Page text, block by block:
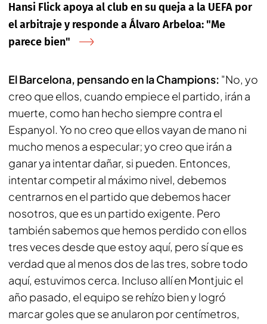
Hansi Flick apoya al club en su queja a la UEFA por
el arbitraje y responde a Álvaro Arbeloa: "Me
parece bien"
El Barcelona, pensando en la Champions: "No, yo
creo que ellos, cuando empiece el partido, irán a
muerte, como han hecho siempre contra el
Espanyol. Yo no creo que ellos vayan de mano ni
mucho menos a especular; yo creo que irán a
ganar ya intentar dañar, si pueden. Entonces,
intentar competir al máximo nivel, debemos
centrarnos en el partido que debemos hacer
nosotros, que es un partido exigente. Pero
también sabemos que hemos perdido con ellos
tres veces desde que estoy aquí, pero sí que es
verdad que al menos dos de las tres, sobre todo
aquí, estuvimos cerca. Incluso allí en Montjuic el
año pasado, el equipo se rehízo bien y logró
marcar goles que se anularon por centímetros,